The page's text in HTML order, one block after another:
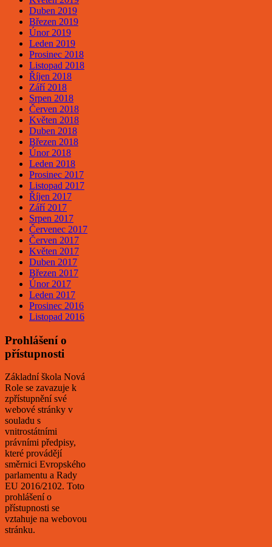
Duben 2019
Březen 2019
Únor 2019
Leden 2019
Prosinec 2018
Listopad 2018
Říjen 2018
Září 2018
Srpen 2018
Červen 2018
Květen 2018
Duben 2018
Březen 2018
Únor 2018
Leden 2018
Prosinec 2017
Listopad 2017
Říjen 2017
Září 2017
Srpen 2017
Červenec 2017
Červen 2017
Květen 2017
Duben 2017
Březen 2017
Únor 2017
Leden 2017
Prosinec 2016
Listopad 2016
Prohlášení o
přístupnosti
Základní škola Nová
Role se zavazuje k
zpřístupnění své
webové stránky v
souladu s
vnitrostátními
právními předpisy,
které provádějí
směrnici Evropského
parlamentu a Rady
EU 2016/2102. Toto
prohlášení o
přístupnosti se
vztahuje na webovou
stránku.